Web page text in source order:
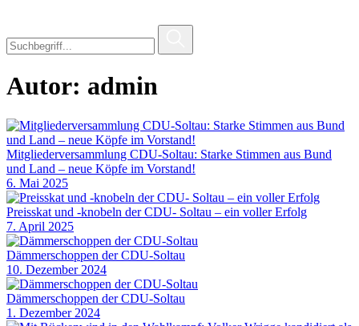
Autor: admin
Mitgliederversammlung CDU-Soltau: Starke Stimmen aus Bund
und Land – neue Köpfe im Vorstand!
6. Mai 2025
Preisskat und -knobeln der CDU- Soltau – ein voller Erfolg
7. April 2025
Dämmerschoppen der CDU-Soltau
10. Dezember 2024
Dämmerschoppen der CDU-Soltau
1. Dezember 2024